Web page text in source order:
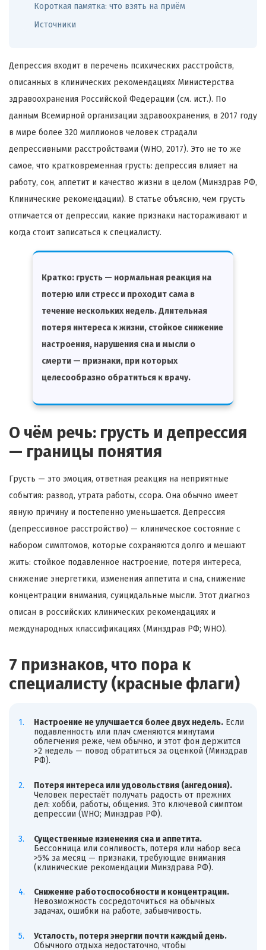
Короткая памятка: что взять на приём
Источники
Депрессия входит в перечень психических расстройств,
описанных в клинических рекомендациях Министерства
здравоохранения Российской Федерации (см. ист.). По
данным Всемирной организации здравоохранения, в 2017 году
в мире более 320 миллионов человек страдали
депрессивными расстройствами (WHO, 2017). Это не то же
самое, что кратковременная грусть: депрессия влияет на
работу, сон, аппетит и качество жизни в целом (Минздрав РФ,
Клинические рекомендации). В статье объясню, чем грусть
отличается от депрессии, какие признаки настораживают и
когда стоит записаться к специалисту.
Кратко: грусть — нормальная реакция на
потерю или стресс и проходит сама в
течение нескольких недель. Длительная
потеря интереса к жизни, стойкое снижение
настроения, нарушения сна и мысли о
смерти — признаки, при которых
целесообразно обратиться к врачу.
О чём речь: грусть и депрессия
— границы понятия
Грусть — это эмоция, ответная реакция на неприятные
события: развод, утрата работы, ссора. Она обычно имеет
явную причину и постепенно уменьшается. Депрессия
(депрессивное расстройство) — клиническое состояние с
набором симптомов, которые сохраняются долго и мешают
жить: стойкое подавленное настроение, потеря интереса,
снижение энергетики, изменения аппетита и сна, снижение
концентрации внимания, суицидальные мысли. Этот диагноз
описан в российских клинических рекомендациях и
международных классификациях (Минздрав РФ; WHO).
7 признаков, что пора к
специалисту (красные флаги)
Настроение не улучшается более двух недель.Если
подавленность или плач сменяются минутами
облегчения реже, чем обычно, и этот фон держится
>2 недель — повод обратиться за оценкой (Минздрав
РФ).
Потеря интереса или удовольствия (ангедония).
Человек перестаёт получать радость от прежних
дел: хобби, работы, общения. Это ключевой симптом
депрессии (WHO; Минздрав РФ).
Существенные изменения сна и аппетита.
Бессонница или сонливость, потеря или набор веса
>5% за месяц — признаки, требующие внимания
(клинические рекомендации Минздрава РФ).
Снижение работоспособности и концентрации.
Невозможность сосредоточиться на обычных
задачах, ошибки на работе, забывчивость.
Усталость, потеря энергии почти каждый день.
Обычного отдыха недостаточно, чтобы